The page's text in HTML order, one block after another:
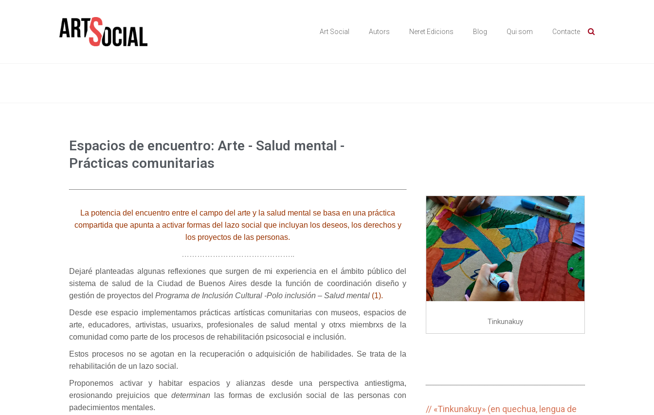
Art Social Autors Neret Edicions Blog Qui som Contacte
Espacios de encuentro: Arte - Salud mental -
Prácticas comunitarias
La potencia del encuentro entre el campo del arte y la salud mental se basa en una práctica
compartida que apunta a activar formas del lazo social que incluyan los deseos, los derechos y
los proyectos de las personas.
……………………………………..
Dejaré planteadas algunas reflexiones que surgen de mi experiencia en el ámbito público del
sistema de salud de la Ciudad de Buenos Aires desde la función de coordinación diseño y
gestión de proyectos del Programa de Inclusión Cultural -Polo inclusión – Salud mental (1).
Desde ese espacio implementamos prácticas artísticas comunitarias con museos, espacios de
arte, educadores, artivistas, usuarixs, profesionales de salud mental y otrxs miembrxs de la
comunidad como parte de los procesos de rehabilitación psicosocial e inclusión.
Estos procesos no se agotan en la recuperación o adquisición de habilidades. Se trata de la
rehabilitación de un lazo social.
Proponemos activar y habitar espacios y alianzas desde una perspectiva antiestigma,
erosionando prejuicios quedeterminan las formas de exclusión social de las personas con
padecimientos mentales.
Tinkunakuy
// «Tinkunakuy» (en quechua, lengua de